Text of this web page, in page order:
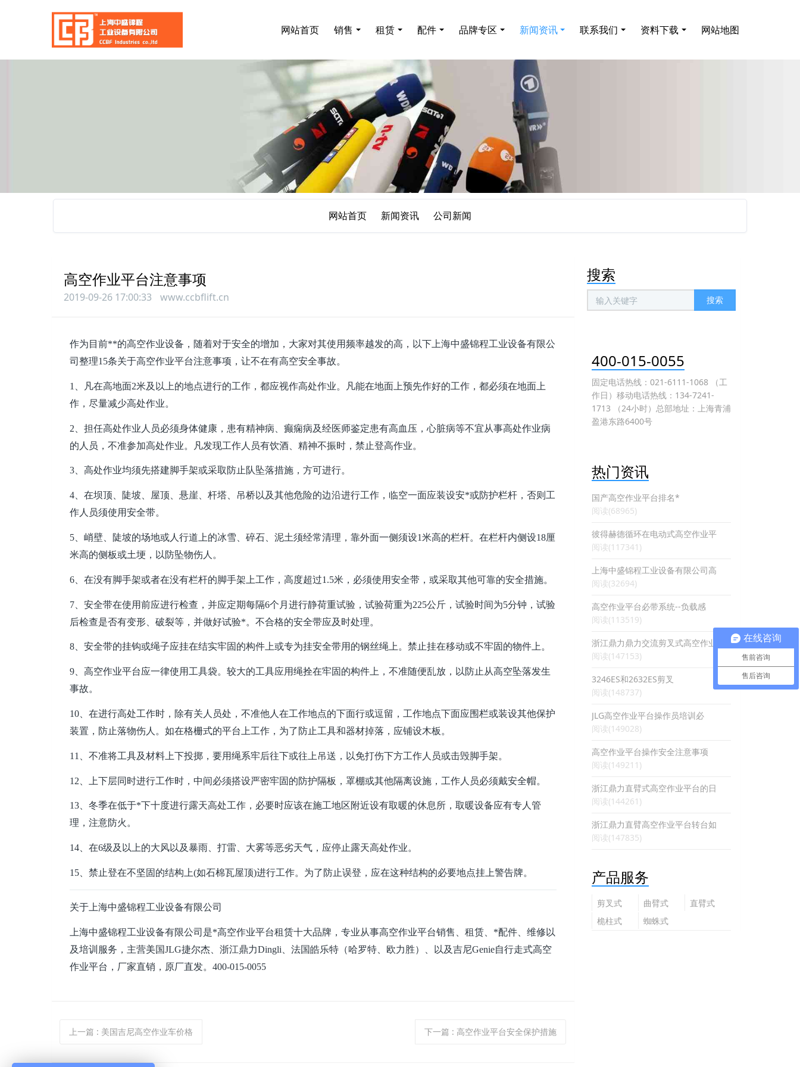
网站首页 销售 租赁 配件 品牌专区 新闻资讯 联系我们 资料下载 网站地图
网站首页 新闻资讯 公司新闻
高空作业平台注意事项
2019-09-26 17:00:33 www.ccbflift.cn
作为目前**的高空作业设备，随着对于安全的增加，大家对其使用频率越发的高，以下 上海中盛锦程工业设备有限公
司 整理15条关于高空作业平台注意事项，让不在有高空安全事故。
1、凡在高地面2米及以上的地点进行的工作，都应视作高处作业。凡能在地面上预先作好的工作，都必须在地面上
作，尽量减少高处作业。
2、担任高处作业人员必须身体健康，患有精神病、癫痫病及经医师鉴定患有高血压，心脏病等不宜从事高处作业病
的人员，不准参加高处作业。凡发现工作人员有饮酒、精神不振时，禁止登高作业。
3、高处作业均须先搭建脚手架或采取防止队坠落措施，方可进行。
4、在坝顶、陡坡、屋顶、悬崖、杆塔、吊桥以及其他危险的边沿进行工作，临空一面应装设安*或防护栏杆，否则工
作人员须使用安全带。
5、峭壁、陡坡的场地或人行道上的冰雪、碎石、泥土须经常清理，靠外面一侧须设1米高的栏杆。在栏杆内侧设18厘
米高的侧板或土埂，以防坠物伤人。
6、在没有脚手架或者在没有栏杆的脚手架上工作，高度超过1.5米，必须使用安全带，或采取其他可靠的安全措施。
7、安全带在使用前应进行检查，并应定期每隔6个月进行静荷重试验，试验荷重为225公斤，试验时间为5分钟，试验
后检查是否有变形、破裂等，并做好试验*。不合格的安全带应及时处理。
8、安全带的挂钩或绳子应挂在结实牢固的构件上或专为挂安全带用的钢丝绳上。禁止挂在移动或不牢固的物件上。
9、高空作业平台应一律使用工具袋。较大的工具应用绳拴在牢固的构件上，不准随便乱放，以防止从高空坠落发生
事故。
10、在进行高处工作时，除有关人员处，不准他人在工作地点的下面行或逗留，工作地点下面应围栏或装设其他保护
装置，防止落物伤人。如在格栅式的平台上工作，为了防止工具和器材掉落，应铺设木板。
11、不准将工具及材料上下投掷，要用绳系牢后往下或往上吊送，以免打伤下方工作人员或击毁脚手架。
12、上下层同时进行工作时，中间必须搭设严密牢固的防护隔板，罩棚或其他隔离设施，工作人员必须戴安全帽。
13、冬季在低于*下十度进行露天高处工作，必要时应该在施工地区附近设有取暖的休息所，取暖设备应有专人管
理，注意防火。
14、在6级及以上的大风以及暴雨、打雷、大雾等恶劣天气，应停止露天高处作业。
15、禁止登在不坚固的结构上(如石棉瓦屋顶)进行工作。为了防止误登，应在这种结构的必要地点挂上警告牌。
关于 上海中盛锦程工业设备有限公司
上海中盛锦程工业设备有限公司 是*高空作业平台租赁十大品牌，专业从事高空作业平台销售、租赁、*配件、维修以
及培训服务，主营美国JLG捷尔杰、浙江鼎力Dingli、法国皓乐特（哈罗特、欧力胜）、以及吉尼Genie自行走式高空
作业平台，厂家直销，原厂直发。400-015-0055
上一篇 : 美国吉尼高空作业车价格 下一篇 : 高空作业平台安全保护措施
搜索
搜索
400-015-0055
固定电话热线：021-6111-1068 （工
作日）移动电话热线：134-7241-
1713 （24小时）总部地址：上海青浦
盈港东路6400号
热门资讯
国产高空作业平台排名*
阅读(68965)
彼得赫德循环在电动式高空作业平
阅读(117341)
上海中盛锦程工业设备有限公司高
阅读(32694)
高空作业平台必带系统--负载感
阅读(113519)
浙江鼎力鼎力交流剪叉式高空作业
阅读(147153)
3246ES和2632ES剪叉
阅读(148737)
JLG高空作业平台操作员培训必
阅读(149028)
高空作业平台操作安全注意事项
阅读(149211)
浙江鼎力直臂式高空作业平台的日
阅读(144261)
浙江鼎力直臂高空作业平台转台如
阅读(147835)
产品服务
剪叉式
高空作
业平台
曲臂式
高空作
业平台
直臂式
桅柱式
蜘蛛式
在线咨询
售前咨询
售后咨询